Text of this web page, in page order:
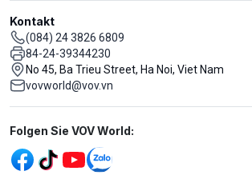
Kontakt
(084) 24 3826 6809
84-24-39344230
No 45, Ba Trieu Street, Ha Noi, Viet Nam
vovworld@vov.vn
Mạng xã hội
Folgen Sie VOV World: